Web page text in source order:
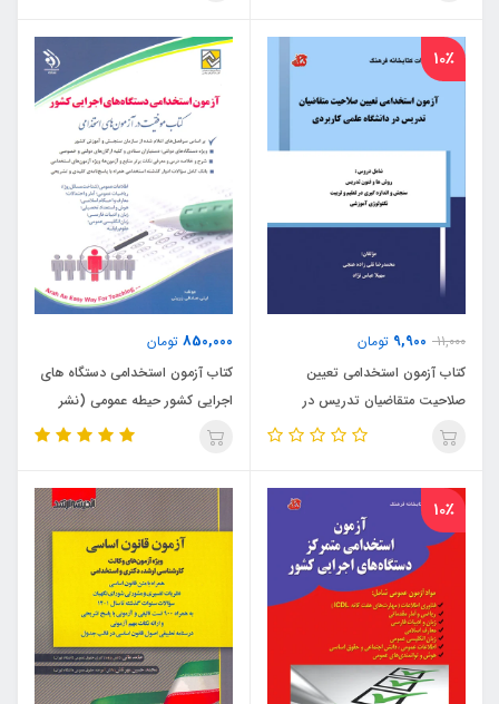
10٪
11,000
9,900 تومان
کتاب آزمون استخدامی تعیین
صلاحیت متقاضیان تدریس در
دانشگاه جامع علمی کاربردی
850,000 تومان
کتاب آزمون استخدامی دستگاه های
اجرایی کشور حیطه عمومی (نشر
آراه)
10٪